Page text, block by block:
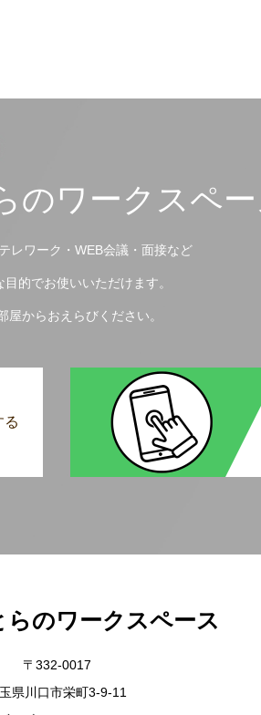
のワークスペ
レワーク・WEB会議・面接など
目的でお使いいただけます。
屋からおえらびください。
る
らのワークスペース
〒332-0017
県川口市栄町3-9-11